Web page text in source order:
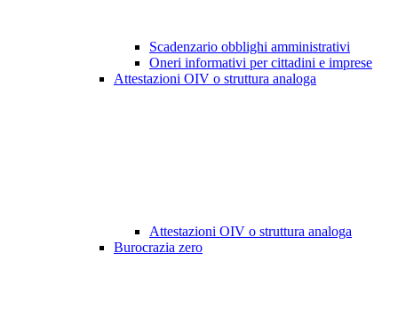
Scadenzario obblighi amministrativi
Oneri informativi per cittadini e imprese
Attestazioni OIV o struttura analoga
Attestazioni OIV o struttura analoga
Burocrazia zero